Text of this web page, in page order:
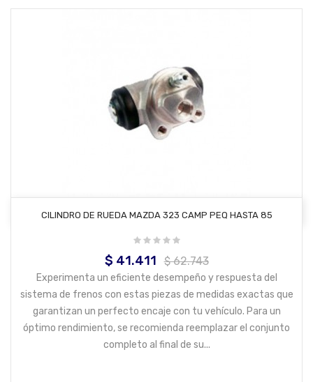
AÑADIR AL CARRITO
CILINDRO DE RUEDA MAZDA 323 CAMP PEQ HASTA 85
Precio
$ 41.411
Precio
base
$ 62.743
Experimenta un eficiente desempeño y respuesta del
sistema de frenos con estas piezas de medidas exactas que
garantizan un perfecto encaje con tu vehículo. Para un
óptimo rendimiento, se recomienda reemplazar el conjunto
completo al final de su...